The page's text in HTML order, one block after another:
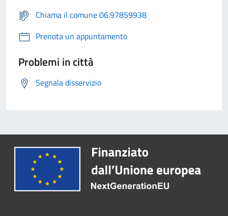
Chiama il comune 06.97859938
Prenota un appuntamento
Problemi in città
Segnala disservizio